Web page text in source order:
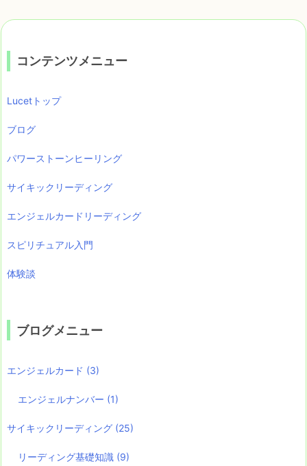
コンテンツメニュー
Lucetトップ
ブログ
パワーストーンヒーリング
サイキックリーディング
エンジェルカードリーディング
スピリチュアル入門
体験談
ブログメニュー
エンジェルカード (3)
エンジェルナンバー (1)
サイキックリーディング (25)
リーディング基礎知識 (9)